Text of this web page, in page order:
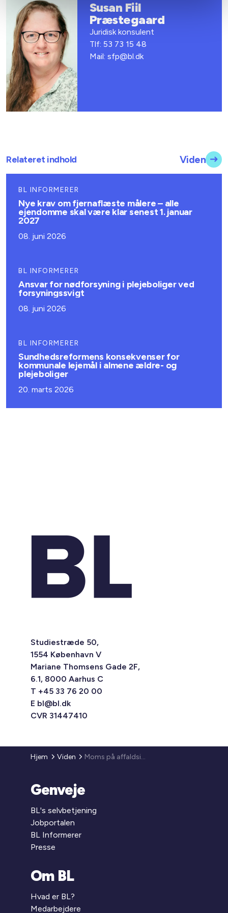
Susan Fiil
Præstegaard
Juridisk konsulent
Tlf: 53 73 15 48
Mail: sfp@bl.dk
Relateret indhold Viden
BL INFORMERER
Nye krav om fjernaflæste målere – alle
ejendomme skal være klar senest 1. januar
2027
08. juni 2026
BL INFORMERER
Ansvar for nødforsyning i plejeboliger ved
forsyningssvigt
08. juni 2026
BL INFORMERER
Sundhedsreformens konsekvenser for
kommunale lejemål i almene ældre- og
plejeboliger
20. marts 2026
Studiestræde 50,
1554 København V
Mariane Thomsens Gade 2F,
6.1, 8000 Aarhus C
T +45 33 76 20 00
E bl@bl.dk
CVR 31447410
Hjem Viden Moms på affaldsindsamling
Genveje
BL's selvbetjening
Jobportalen
BL Informerer
Presse
Om BL
Hvad er BL?
Medarbejdere